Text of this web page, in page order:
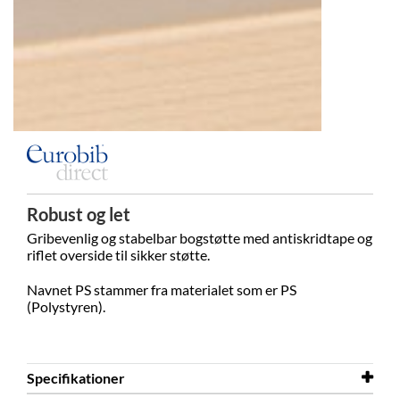
Robust og let
Gribevenlig og stabelbar bogstøtte med antiskridtape og
riflet overside til sikker støtte.
Navnet PS stammer fra materialet som er PS
(Polystyren).
Specifikationer